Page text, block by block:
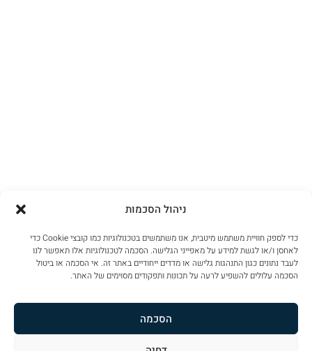
ניהול הסכמות
כדי לספק חוויית משתמש מיטבית, אנו משתמשים בטכנולוגיות כמו קובצי Cookie כדי
לאחסן ו/או לגשת למידע על מאפייני הגלישה. הסכמה לטכנולוגיות אלו תאפשר לנו
לעבד נתונים כגון התנהגות גלישה או מדדים ייחודיים באתר זה. אי הסכמה או ביטול
הסכמה עלולים להשפיע לרעה על תכונות ותפקודים מסוימים של האתר.
הסכמה